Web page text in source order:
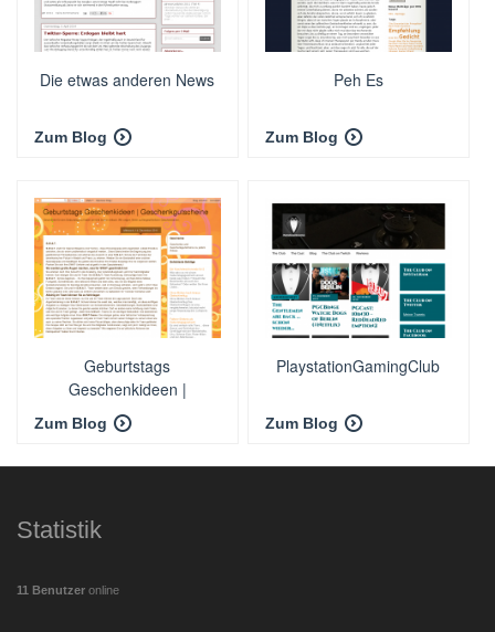
Die etwas anderen News
Zum Blog
Peh Es
Zum Blog
Geburtstags
Geschenkideen |
Geschenkgutscheine
Zum Blog
PlaystationGamingClub
Zum Blog
Statistik
11 Benutzer online